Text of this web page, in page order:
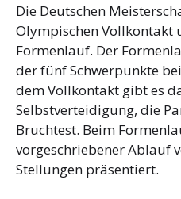
Die Deutschen
Olympischen Vollkontakt
Formenlauf. Der
der fünf Schwerpunkte
dem Vollkontakt gibt es
Selbstverteidigung, die
Bruchtest. Beim
vorgeschriebener Ablauf
Stellungen präsentiert.